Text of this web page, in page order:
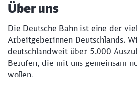
Über uns
Die Deutsche Bahn ist eine der
Arbeitgeberinnen Deutschlands.
deutschlandweit über 5.000
Berufen, die mit uns gemeinsam
wollen.